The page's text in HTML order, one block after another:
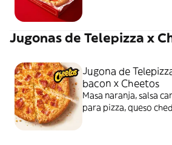
Jugonas de Telepizza x
Jugona de
bacon x Cheetos
Masa naranja, salsa
para pizza, queso